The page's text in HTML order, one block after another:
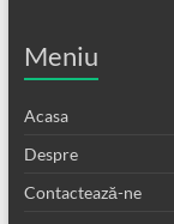
Meniu
Acasa
Despre
Contactează-ne